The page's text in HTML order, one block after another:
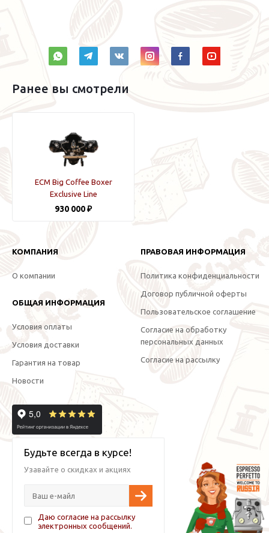
Ранее вы смотрели
ECM Big Coffee Boxer
Exclusive Line
930 000 ₽
КОМПАНИЯ
О компании
ОБЩАЯ ИНФОРМАЦИЯ
Условия оплаты
Условия доставки
Гарантия на товар
Новости
ПРАВОВАЯ ИНФОРМАЦИЯ
Политика конфиденциальности
Договор публичной оферты
Пользовательское соглашение
Согласие на обработку
персональных данных
Согласие на рассылку
Будьте всегда в курсе!
Узавайте о скидках и акциях
Даю согласие на рассылку
электронных сообщений.